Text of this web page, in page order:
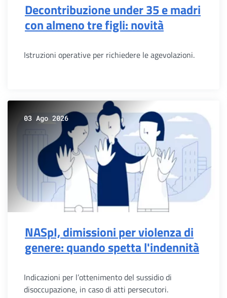
Decontribuzione under 35 e madri
con almeno tre figli: novità
Istruzioni operative per richiedere le agevolazioni.
03 Ago 2026
NASpI, dimissioni per violenza di
genere: quando spetta l'indennità
Indicazioni per l’ottenimento del sussidio di
disoccupazione, in caso di atti persecutori.